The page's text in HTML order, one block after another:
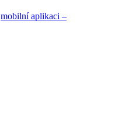
mobilní aplikaci –